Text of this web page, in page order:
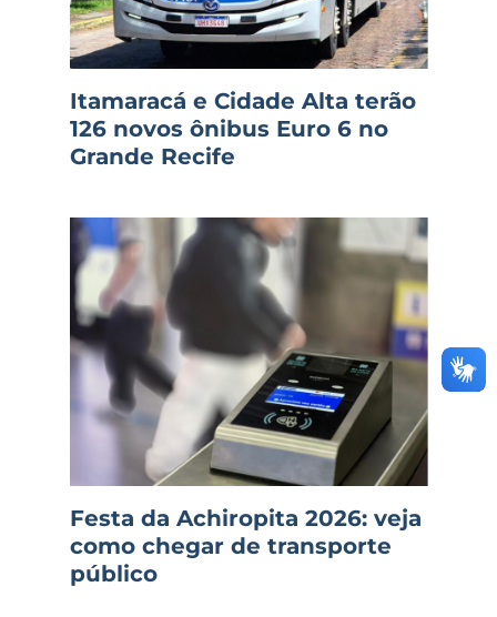
Itamaracá e Cidade Alta terão
126 novos ônibus Euro 6 no
Grande Recife
Festa da Achiropita 2026: veja
como chegar de transporte
público